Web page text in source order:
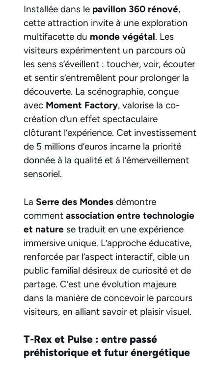
Installée dans le pavillon 360 rénové,
cette attraction invite à une exploration
multifacette du monde végétal. Les
visiteurs expérimentent un parcours où
les sens s’éveillent : toucher, voir, écouter
et sentir s’entremêlent pour prolonger la
découverte. La scénographie, conçue
avec Moment Factory, valorise la co-
création d’un effet spectaculaire
clôturant l’expérience. Cet investissement
de 5 millions d’euros incarne la priorité
donnée à la qualité et à l’émerveillement
sensoriel.
La Serre des Mondes démontre
comment association entre technologie
et nature se traduit en une expérience
immersive unique. L’approche éducative,
renforcée par l’aspect interactif, cible un
public familial désireux de curiosité et de
partage. C’est une évolution majeure
dans la manière de concevoir le parcours
visiteurs, en alliant savoir et plaisir visuel.
T-Rex et Pulse : entre passé
préhistorique et futur énergétique